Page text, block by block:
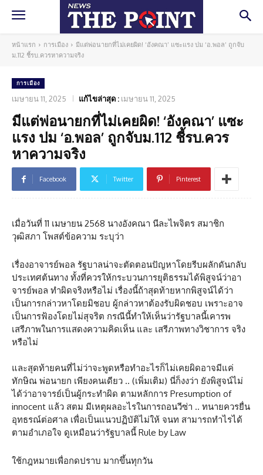
หน้าแรก การเมือง
มีแต่พ่อนายกที่ไม่เคยผิด! ‘อังคณา’ แซะแรง ปม ‘อ.พอล’ ถูกจับ
ม.112 ชี้รบ.ควรหาความจริง
การเมือง
เมษายน 11, 2025 แก้ไขล่าสุด : เมษายน 11, 2025
มีแต่พ่อนายกที่ไม่เคยผิด! ‘อังคณา’ แซะ
แรง ปม ‘อ.พอล’ ถูกจับม.112 ชี้รบ.ควร
หาความจริง
Facebook Twitter Pinterest
เมื่อวันที่ 11 เมษายน 2568 นางอังคณา นีละไพจิตร สมาชิก
วุฒิสภา โพสต์ข้อความ ระบุว่า
เรื่องอาจารย์พอล รัฐบาลน่าจะตัดตอนปัญหาโดยรีบผลักดันกลับ
ประเทศต้นทาง ทั้งที่ควรให้กระบวนการยุติธรรมได้พิสูจน์ว่าอา
จารย์พอล ทำผิดจริงหรือไม่ เรื่องนี้ถ้าสุดท้ายหากพิสูจน์ได้ว่า
เป็นการกล่าวหาโดยมิชอบ ผู้กล่าวหาต้องรับผิดชอบ เพราะอาจ
เป็นการฟ้องโดยไม่สุจริต กรณีนี้ทำให้เห็นว่ารัฐบาลนี้เคารพ
เสรีภาพในการแสดงความคิดเห็น และ เสรีภาพทางวิชาการ จริง
หรือไม่
และสุดท้ายคนที่ไม่ว่าจะพูดหรือทำอะไรก็ไม่เคยผิดอาจมีแค่
ทักษิณ พ่อนายก เพียงคนเดียว .. (เพิ่มเติม) นี่ก็งงว่า ยังพิสูจน์ไม่
ได้ว่าอาจารย์เป็นผู้กระทำผิด ตามหลักการ Presumption of
innocent แล้ว สตม มีเหตุผลอะไรในการถอนวีซ่า .. ทนายควรยื่น
อุทธรณ์ต่อศาล เพื่อเป็นแนวปฏิบัติไม่ให้ จนท สามารถทำไรได้
ตามอำเภอใจ ดูเหมือนว่ารัฐบาลนี้ Rule by Law
ใช้กฎหมายเพื่อกดปราบ มากขึ้นทุกวัน